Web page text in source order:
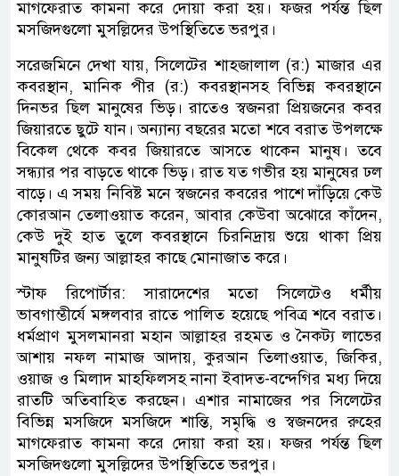
মাগফেরাত কামনা করে দোয়া করা হয়। ফজর পর্যন্ত ছিল
মসজিদগুলো মুসল্লিদের উপস্থিতিতে ভরপুর।
সরেজমিনে দেখা যায়, সিলেটের শাহজালাল (র:) মাজার এর
কবরস্থান, মানিক পীর (র:) কবরস্থানসহ বিভিন্ন কবরস্থানে
দিনভর ছিল মানুষের ভিড়। রাতেও স্বজনরা প্রিয়জনের কবর
জিয়ারতে ছুটে যান। অন্যান্য বছরের মতো শবে বরাত উপলক্ষে
বিকেল থেকে কবর জিয়ারতে আসতে থাকেন মানুষ। তবে
সন্ধ্যার পর বাড়তে থাকে ভিড়। রাত যত গভীর হয় মানুষের ঢল
বাড়ে। এ সময় নিবিষ্ট মনে স্বজনের কবরের পাশে দাঁড়িয়ে কেউ
কোরআন তেলাওয়াত করেন, আবার কেউবা অঝোরে কাঁদেন,
কেউ দুই হাত তুলে কবরস্থানে চিরনিদ্রায় শুয়ে থাকা প্রিয়
মানুষটির জন্য আল্লাহর কাছে মোনাজাত করে।
স্টাফ রিপোর্টার: সারাদেশের মতো সিলেটেও ধর্মীয়
ভাবগাম্ভীর্যে মঙ্গলবার রাতে পালিত হয়েছে পবিত্র শবে বরাত।
ধর্মপ্রাণ মুসলমানরা মহান আল্লাহর রহমত ও নৈকট্য লাভের
আশায় নফল নামাজ আদায়, কুরআন তিলাওয়াত, জিকির,
ওয়াজ ও মিলাদ মাহফিলসহ নানা ইবাদত-বন্দেগির মধ্য দিয়ে
রাতটি অতিবাহিত করছেন। এশার নামাজের পর সিলেটের
বিভিন্ন মসজিদে মসজিদে শান্তি, সমৃদ্ধি ও স্বজনদের রুহের
মাগফেরাত কামনা করে দোয়া করা হয়। ফজর পর্যন্ত ছিল
মসজিদগুলো মুসল্লিদের উপস্থিতিতে ভরপুর।